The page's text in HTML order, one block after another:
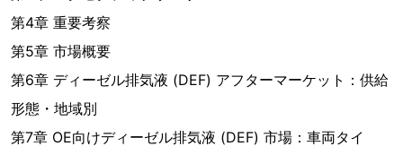
第4章 重要考察
第5章 市場概要
第6章 ディーゼル排気液 (DEF) アフターマーケット：供給
形態・地域別
第7章 OE向けディーゼル排気液 (DEF) 市場：車両タイ